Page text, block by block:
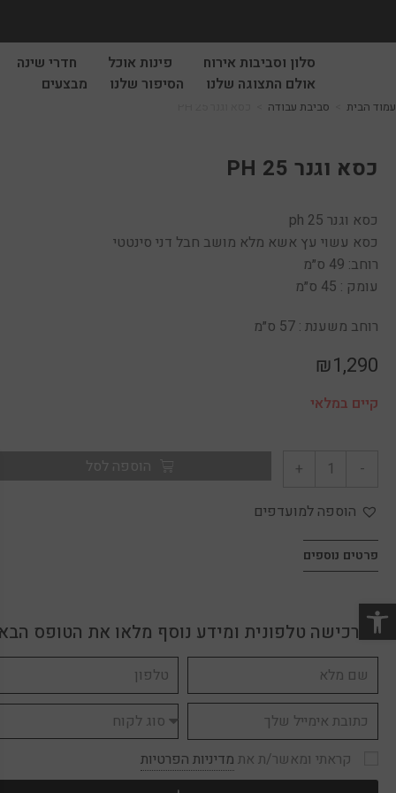
סלון וסביבות אירוח פינות אוכל
חדרי שינה
אולם התצוגה שלנו
הסיפור שלנו מבצעים
עמוד הבית סביבת עבודה
כסא וגנר PH 25
כסא וגנר ph 25
כסא עשוי עץ אשא מלא מושב חבל דני סינטטי
רוחב: 49 ס״מ
עומק : 45 ס״מ
רוחב משענת : 57 ס״מ
₪1,290
קיים במלאי
-
+ הוספה לסל
הוספה למועדפים
פרטים נוספים
לרכישה טלפונית ומידע נוסף מלאו את הטופס
קראתי ומאשר/ת את מדיניות הפרטיות